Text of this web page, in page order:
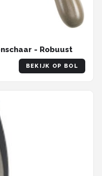
- Robuust
BEKIJK OP BOL